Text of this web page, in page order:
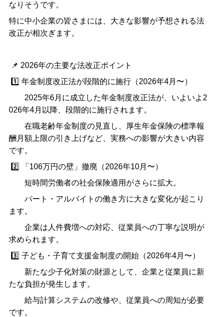
なりそうです。
特に中小企業の皆さまには、大きな影響が予想される法
改正が相次ぎます。
📌 2026年の主要な法改正ポイント
1️⃣ 年金制度改正法が段階的に施行（2026年4月〜）
2025年6月に成立した年金制度改正法が、いよいよ 2
026年4月以降、段階的に施行されます。
在職老齢年金制度の見直し、厚生年金保険の標準報
酬月額上限の引き上げなど、実務への影響が大きい内容
です。
2️⃣
「 106万円の壁」撤廃（2026年10月〜）
短時間労働者の社会保険適用がさらに拡大。
パート・アルバイトの働き方に大きな変化が起こり
ます。
企業は人件費増への対応、従業員への丁寧な説明が
求められます。
3️⃣ 子ども・子育て支援金制度の開始（2026年4月〜）
新たな少子化対策の財源として、企業と従業員に新
たな負担が発生します。
給与計算システムの改修や、従業員への周知が必要
です。